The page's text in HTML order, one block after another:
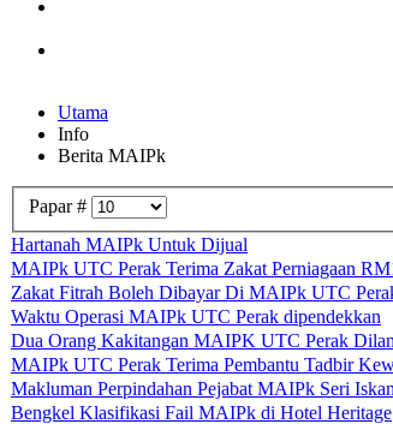
Utama
Info
Berita MAIPk
Papar #
Hartanah MAIPk Untuk Dijual
MAIPk UTC Perak Terima Zakat Perniagaan
Zakat Fitrah Boleh Dibayar Di MAIPk UTC
Waktu Operasi MAIPk UTC Perak dipendekkan
Dua Orang Kakitangan MAIPK UTC Perak
MAIPk UTC Perak Terima Pembantu Tadbir
Makluman Perpindahan Pejabat MAIPk Seri
Bengkel Klasifikasi Fail MAIPk di Hotel Heritage